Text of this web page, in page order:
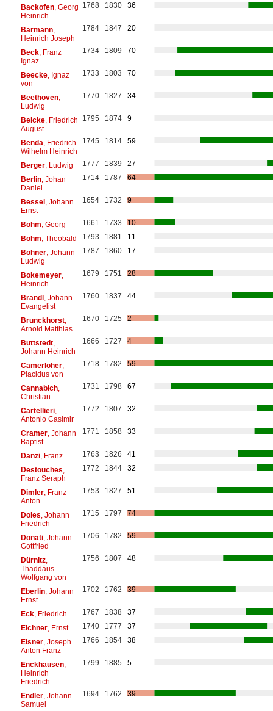
Backofen, Georg
Heinrich
1768 1830 36
Bärmann,
Heinrich Joseph
1784 1847 20
Beck, Franz
Ignaz
1734 1809 70
Beecke, Ignaz
von
1733 1803 70
Beethoven,
Ludwig
1770 1827 34
Belcke, Friedrich
August
1795 1874 9
Benda , Friedrich
Wilhelm Heinrich
1745 1814 59
Berger, Ludwig 1777 1839
27
Berlin, Johan
Daniel
1714 1787 64
Bessel, Johann
Ernst
1654 1732 9
Böhm , Georg 1661 1733
10
Böhm , Theobald 1793 1881
11
Böhner, Johann
Ludwig
1787 1860 17
Bokemeyer,
Heinrich
1679 1751 28
Brandl, Johann
Evangelist
1760 1837 44
Brunckhorst,
Arnold Matthias
1670 1725 2
Buttstedt,
Johann Heinrich
1666 1727 4
Camerloher,
Placidus von
1718 1782 59
Cannabich,
Christian
1731 1798 67
Cartellieri,
Antonio Casimir
1772 1807 32
Cramer, Johann
Baptist
1771 1858 33
Danzi, Franz 1763 1826
41
Destouches
Franz Seraph
1772 1844 32
Dimler, Franz
Anton
1753 1827 51
Doles , Johann
Friedrich
1715 1797 74
Donati, Johann
Gottfried
1706 1782 59
Dürnitz,
Thaddäus
Wolfgang von
1756 1807 48
Eberlin, Johann
Ernst
1702 1762 39
Eck, Friedrich 1767 1838
37
Eichner, Ernst 1740 1777
37
Elsner, Joseph
Anton Franz
1766 1854 38
Enckhausen,
Heinrich
Friedrich
1799 1885 5
Endler, Johann
Samuel
1694 1762 39